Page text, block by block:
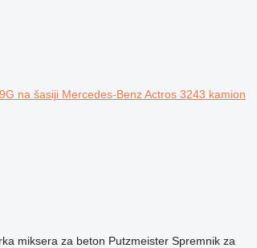
na šasiji Mercedes-Benz Actros 3243 kamion
miksera za beton Putzmeister Spremnik za